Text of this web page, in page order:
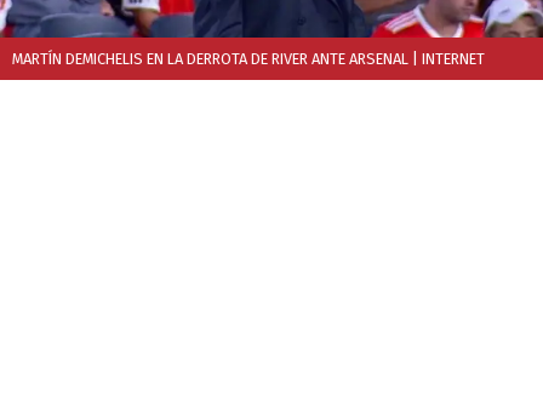
MARTÍN DEMICHELIS EN LA DERROTA DE RIVER ANTE ARSENAL | INTERNET